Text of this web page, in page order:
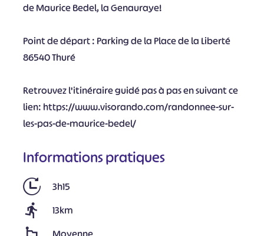
de Maurice Bedel, la Genauraye!
Point de départ : Parking de la Place de la Liberté
86540 Thuré
Retrouvez l'itinéraire guidé pas à pas en suivant ce
lien: https://www.visorando.com/randonnee-sur-
les-pas-de-maurice-bedel/
Informations pratiques
3h15
13km
Moyenne